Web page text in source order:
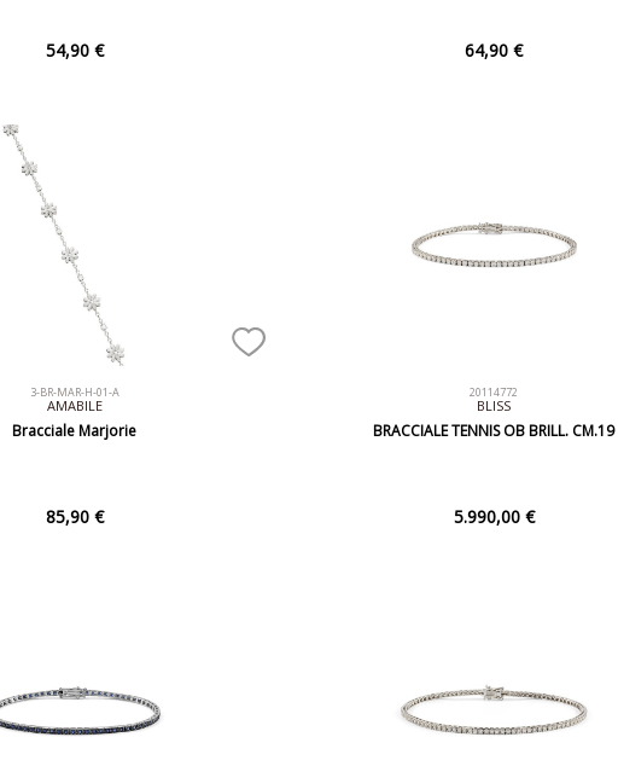
54,90 € 64,90 €
3-BR-MAR-H-01-A
AMABILE
Bracciale Marjorie
85,90 €
20114772
BLISS
BRACCIALE TENNIS OB BRILL. CM.19
5.990,00 €